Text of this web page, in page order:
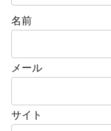
名前
メール
サイト